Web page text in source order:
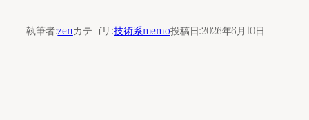
執筆者:zenカテゴリ:技術系memo投稿日:2026年6月10日